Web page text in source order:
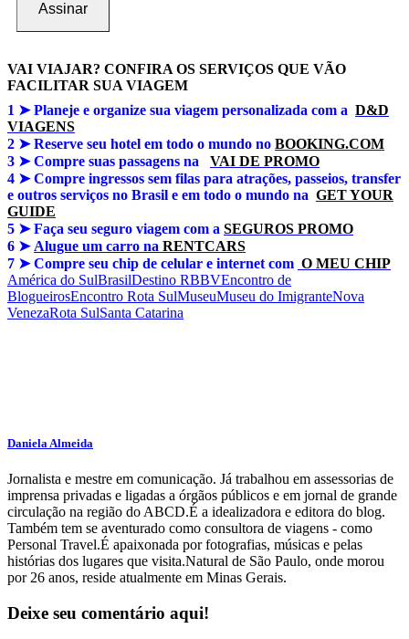
Assinar
VAI VIAJAR? CONFIRA OS SERVIÇOS QUE VÃO
FACILITAR SUA VIAGEM
1 ➤Planeje e organize sua viagem personalizada com a D&D
VIAGENS
2 ➤ Reserve seu hotel em todo o mundo no BOOKING.COM
3 ➤Compre suas passagens na
VAI DE PROMO
4 ➤Compre ingressos sem filas para atrações, passeios, transfer
e outros serviços no Brasil e em todo o mundo na GET YOUR
GUIDE
5 ➤Faça seu seguro viagem com a SEGUROS PROMO
6 ➤ Alugue um carro na RENTCARS
7 ➤Compre seu chip de celular e internet com O MEU CHIP
América do SulBrasilDestino RBBVEncontro de
BlogueirosEncontro Rota SulMuseuMuseu do ImigranteNova
VenezaRota SulSanta Catarina
Daniela Almeida
Jornalista e mestre em comunicação. Já trabalhou em assessorias de
imprensa privadas e ligadas a órgãos públicos e em jornal de grande
circulação na região do ABCD.É a idealizadora e editora do blog.
Também tem se aventurado como consultora de viagens - como
Personal Travel.É apaixonada por fotografias, músicas e pelas
histórias dos lugares que visita.Natural de São Paulo, onde morou
por 26 anos, reside atualmente em Minas Gerais.
Deixe seu comentário aqui!